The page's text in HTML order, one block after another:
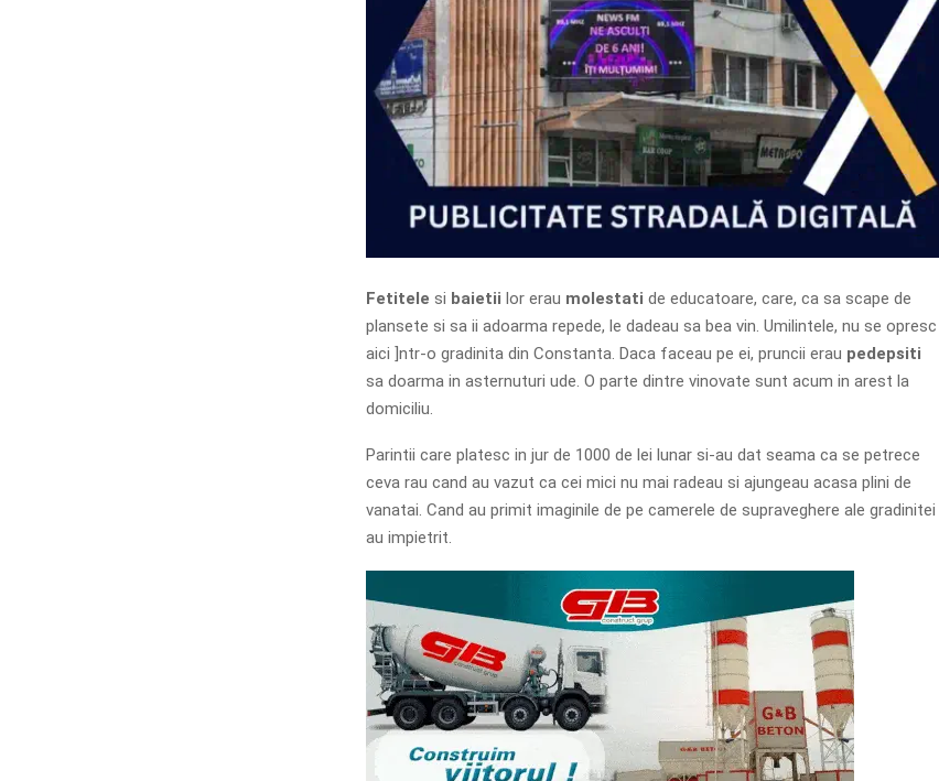
Fetitele si baietii lor erau molestati de educatoare, care, ca sa scape de
plansete si sa ii adoarma repede, le dadeau sa bea vin. Umilintele, nu se opresc
aici ]ntr-o gradinita din Constanta. Daca faceau pe ei, pruncii erau pedepsiti
sa doarma in asternuturi ude. O parte dintre vinovate sunt acum in arest la
domiciliu.
Parintii care platesc in jur de 1000 de lei lunar si-au dat seama ca se petrece
ceva rau cand au vazut ca cei mici nu mai radeau si ajungeau acasa plini de
vanatai. Cand au primit imaginile de pe camerele de supraveghere ale gradinitei
au impietrit.